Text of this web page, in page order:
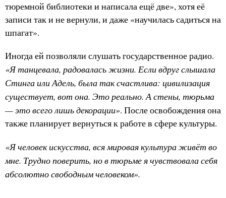
тюремной библиотеки и написала ещё две», хотя её
записи так и не вернули, и даже «научилась садиться на
шпагат».
Иногда ей позволяли слушать государственное радио.
«Я танцевала, радовалась жизни. Если вдруг слышала
Стинга или Адель, была так счастлива: цивилизация
существует, вот она. Это реально. А стены, тюрьма
— это всего лишь декорации». После освобождения она
также планирует вернуться к работе в сфере культуры.
«Я человек искусства, вся мировая культура живёт во
мне. Трудно поверить, но в тюрьме я чувствовала себя
абсолютно свободным человеком».